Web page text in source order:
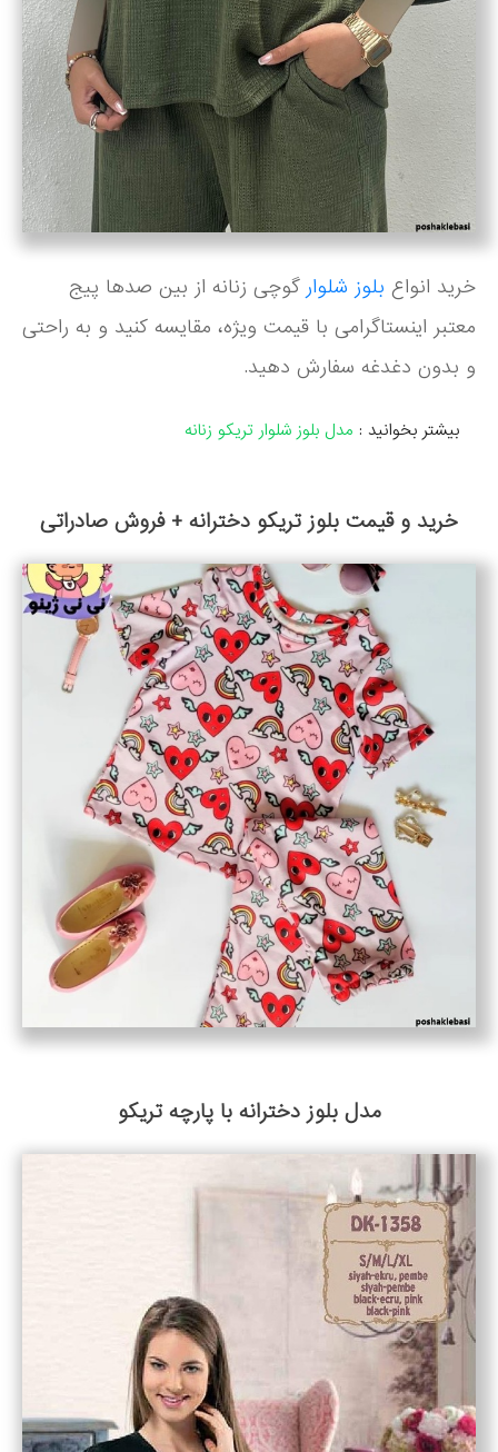
خرید انواع بلوز شلوار گوچی زنانه از بین صدها پیج
معتبر اینستاگرامی با قیمت ویژه، مقایسه کنید و به راحتی
و بدون دغدغه سفارش دهید.
بیشتر بخوانید : مدل بلوز شلوار تریکو زنانه
خرید و قیمت بلوز تریکو دخترانه + فروش صادراتی
مدل بلوز دخترانه با پارچه تریکو